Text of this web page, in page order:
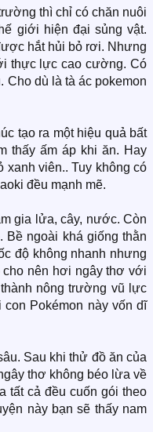
thì chỉ có chăn nuôi
giới hiện đại sủng vật.
hắt hủi bỏ rơi. Nhưng
thực lực cao cường. Có
dù là tà ác pokemon
tạo ra một hiệu quả bất
thấy ấm áp khi ăn. Hay
viên.. Tuy không có
đều mạnh mẽ.
gia lửa, cây, nước. Còn
ngoài khá giống thằn
độ không nhanh nhưng
nên hơi ngây thơ với
nông trường vũ lực
Pokémon này vốn dĩ
Sau khi thử đồ ăn của
thơ không béo lừa về
tất cả đều cuốn gói theo
này bạn sẽ thấy nam